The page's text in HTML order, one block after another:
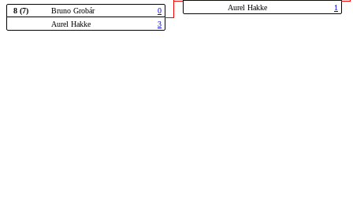
8 (7) Bruno Grobár
0
Aurel Hakke
3
Aurel Hakke
1